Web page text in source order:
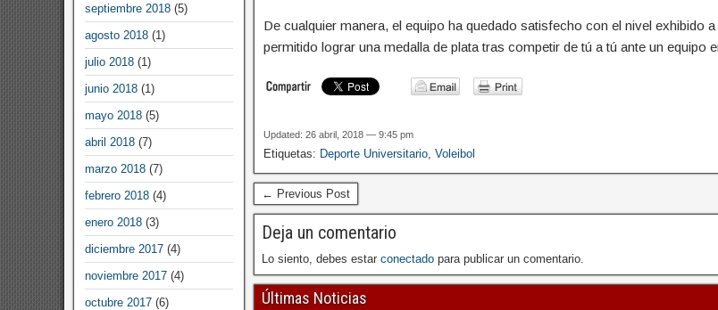
De cualquier manera, el equipo ha quedado satisfecho con el nivel exhibido
permitido lograr una medalla de plata tras competir de tú a tú ante un equipo
Updated: 26 abril, 2018 — 9:45 pm
Etiquetas: Deporte Universitario,Voleibol
← Previous Post
Deja un comentario
Lo siento, debes estarconectado para publicar un comentario.
Últimas Noticias
septiembre 2018 (5)
agosto 2018 (1)
julio 2018 (1)
junio 2018 (1)
mayo 2018 (5)
abril 2018 (7)
marzo 2018 (7)
febrero 2018 (4)
enero 2018 (3)
diciembre 2017 (4)
noviembre 2017 (4)
octubre 2017 (6)